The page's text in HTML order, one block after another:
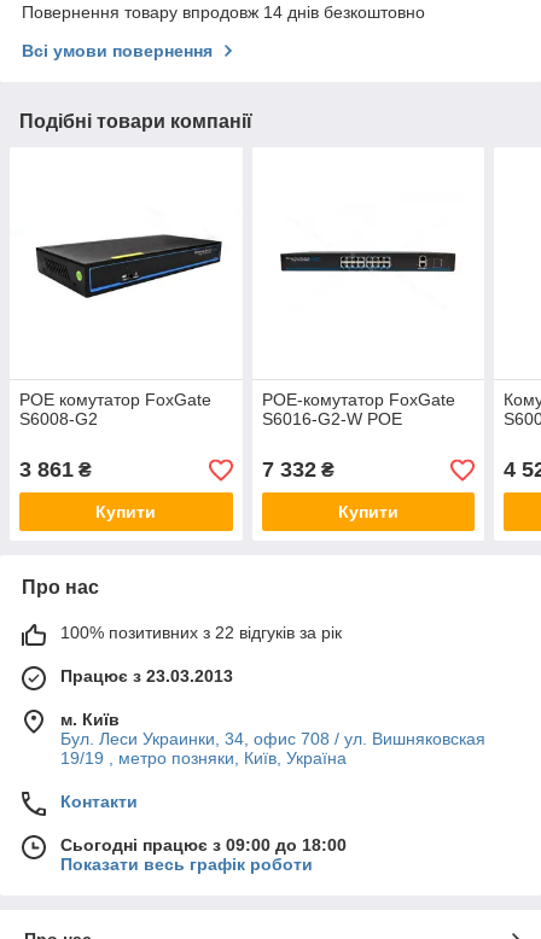
Повернення товару впродовж 14 днів безкоштовно
Всі умови повернення
Подібні товари компанії
РОЕ комутатор FoxGate
S6008-G2
3 861 ₴
Купити
POE-комутатор FoxGate
S6016-G2-W POE
7 332₴
Купити
4
Про нас
100% позитивних з 22 відгуків за рік
Працює з 23.03.2013
м. Київ
Бул. Леси Украинки, 34, офис 708 / ул. Вишняковская
19/19 , метро позняки, Київ, Україна
Контакти
Сьогодні працює з 09:00 до 18:00
Показати весь графік роботи